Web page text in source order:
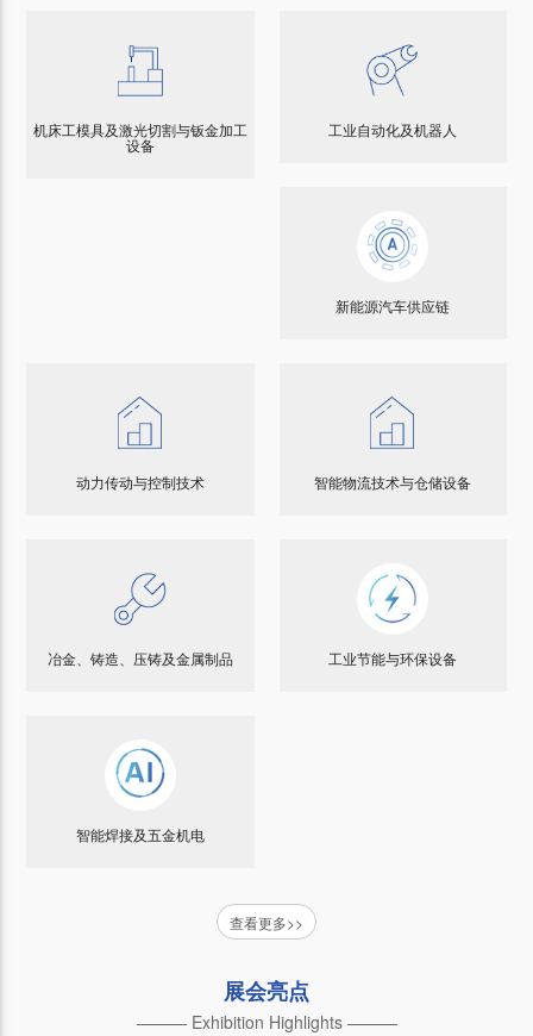
机床工模具及激光切割与钣金加工
设备
工业自动化及机器人
新能源汽车供应链
动力传动与控制技术 智能物流技术与仓储设备
冶金、铸造、压铸及金属制品 工业节能与环保设备
智能焊接及五金机电
查看更多>>
展会亮点
——— Exhibition Highlights ———